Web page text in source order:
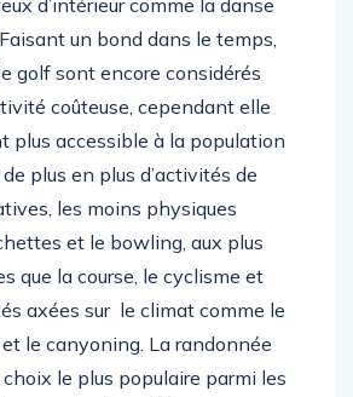
un bond dans le temps,
golf sont encore considérés
coûteuse, cependant elle
plus accessible à la population
plus en plus d’activités de
les moins physiques
et le bowling, aux plus
que la course, le cyclisme et
axées sur le climat comme le
le canyoning. La randonnée
le plus populaire parmi les